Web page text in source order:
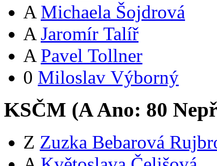
A Michaela Šojdrová
A Jaromír Talíř
A Pavel Tollner
0 Miloslav Výborný
KSČM (AAno: 80
Z Zuzka Bebarová